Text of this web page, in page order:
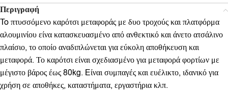
Περιγραφή
To πτυσσόμενο καρότσι μεταφοράς με δυο τροχούς και πλατφόρμα
αλουμινίου είνα κατασκευασμένο από ανθεκτικό και άνετο ατσάλινο
πλαίσιο, το οποίο αναδιπλώνεται για εύκολη αποθήκευση και
μεταφορά. Το καρότσι είναι σχεδιασμένο για μεταφορά φορτίων με
μέγιστο βάρος έως 80kg. Eίναι συμπαγές και ευέλικτο, ιδανικό για
χρήση σε αποθήκες, καταστήματα, εργαστήρια κλπ.